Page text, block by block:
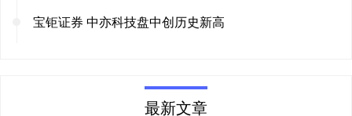
宝钜证券 中亦科技盘中创历史新高
最新文章